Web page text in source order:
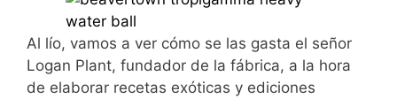
Al lío, vamos a ver cómo se las gasta el señor
Logan Plant, fundador de la fábrica, a la hora
de elaborar recetas exóticas y ediciones